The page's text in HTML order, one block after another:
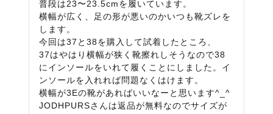
普段は23〜23.5cmを履いています。
横幅が広く、足の形が悪いのかいつも靴ズレを
します。
今回は37と38を購入して試着したところ、
37はやはり横幅が狭く靴擦れしそうなので38
にインソールをいれて履くことにしました。イ
ンソールを入れれば問題なくはけます。
横幅が3Eの靴があればいいなーと思います^_^
JODHPURSさんは返品が無料なのでサイズが